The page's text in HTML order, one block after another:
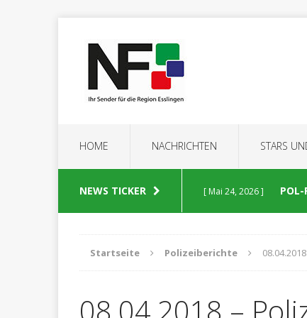
HOME NACHRICHTEN STARS
NEWS TICKER [ Mai 24, 2026 ]
POLIZEIBERICHTE
Startseite Polizeiberichte